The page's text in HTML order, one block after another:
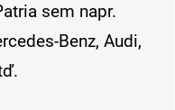
sem napr.
Benz, Audi,